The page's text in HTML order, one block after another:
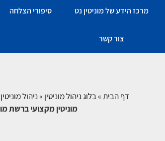
מרכז הידע של מוניטין נט סיפורי הצלחה
צור קשר
דף הבית»בלוג ניהול מוניטין »ניהול
מוניטין מקצועי ברשת